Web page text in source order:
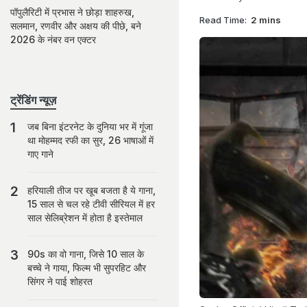
Read Time: 2 mins
पॉपुलैरिटी में प्रभास ने छोड़ा शाहरुख,
सलमान, रणवीर और अक्षय की पीछे, बने
2026 के नंबर वन एक्टर
ट्रेंडिंग न्यूज़
जब बिना इंटरनेट के दुनिया भर में गूंजा
था मोहम्मद रफी का सुर, 26 भाषाओं में
गाए गाने
हरियाली तीज पर खूब बजता है ये गाना,
15 साल से चल रहे टीवी सीरियल में हर
साल सेलिब्रेशन में होता है इस्तेमाल
90s का वो गाना, जिसे 10 साल के
बच्चे ने गाया, फिल्म भी सुपरहिट और
सिंगर ने पाई शोहरत